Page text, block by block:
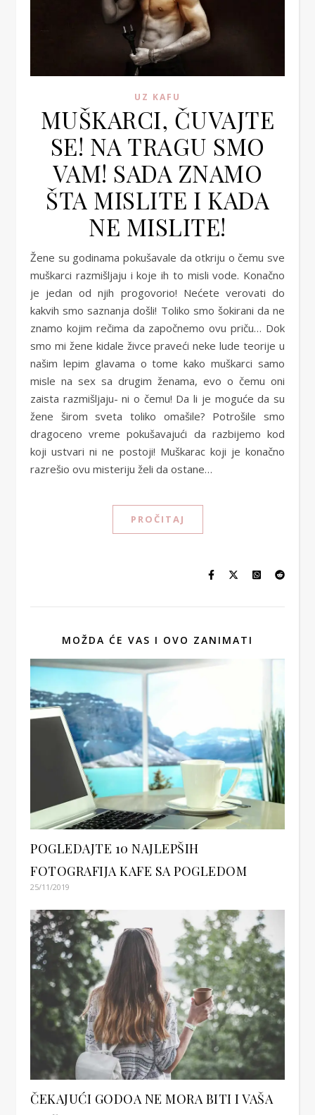
UZ KAFU
MUŠKARCI, ČUVAJTE
SE! NA TRAGU SMO
VAM! SADA ZNAMO
ŠTA MISLITE I KADA
NE MISLITE!
Žene su godinama pokušavale da otkriju o čemu sve
muškarci razmišljaju i koje ih to misli vode. Konačno
je jedan od njih progovorio! Nećete verovati do
kakvih smo saznanja došli! Toliko smo šokirani da ne
znamo kojim rečima da započnemo ovu priču… Dok
smo mi žene kidale živce praveći neke lude teorije u
našim lepim glavama o tome kako muškarci samo
misle na sex sa drugim ženama, evo o čemu oni
zaista razmišljaju- ni o čemu! Da li je moguće da su
žene širom sveta toliko omašile? Potrošile smo
dragoceno vreme pokušavajući da razbijemo kod
koji ustvari ni ne postoji! Muškarac koji je konačno
razrešio ovu misteriju želi da ostane…
PROČITAJ
MOŽDA ĆE VAS I OVO ZANIMATI
POGLEDAJTE 10 NAJLEPŠIH
FOTOGRAFIJA KAFE SA POGLEDOM
25/11/2019
ČEKAJUĆI GODOA NE MORA BITI I VAŠA